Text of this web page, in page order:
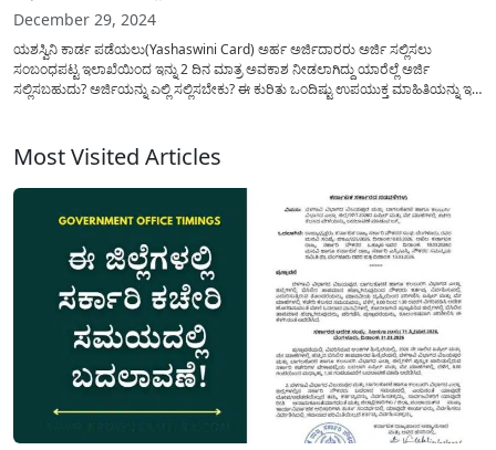
December 29, 2024
ಯಶಸ್ವಿನಿ ಕಾರ್ಡ ಪಡೆಯಲು(Yashaswini Card) ಅರ್ಹ ಅರ್ಜಿದಾರರು ಅರ್ಜಿ ಸಲ್ಲಿಸಲು
ಸಂಬಂಧಪಟ್ಟ ಇಲಾಖೆಯಿಂದ ಇನ್ನು 2 ದಿನ ಮಾತ್ರ ಅವಕಾಶ ನೀಡಲಾಗಿದ್ದು ಯಾರೆಲ್ಲೆ ಅರ್ಜಿ
ಸಲ್ಲಿಸಬಹುದು? ಅರ್ಜಿಯನ್ನು ಎಲ್ಲಿ ಸಲ್ಲಿಸಬೇಕು? ಈ ಕುರಿತು ಒಂದಿಷ್ಟು ಉಪಯುಕ್ತ ಮಾಹಿತಿಯನ್ನು ಇಲ್ಲಿ
Most Visited Articles